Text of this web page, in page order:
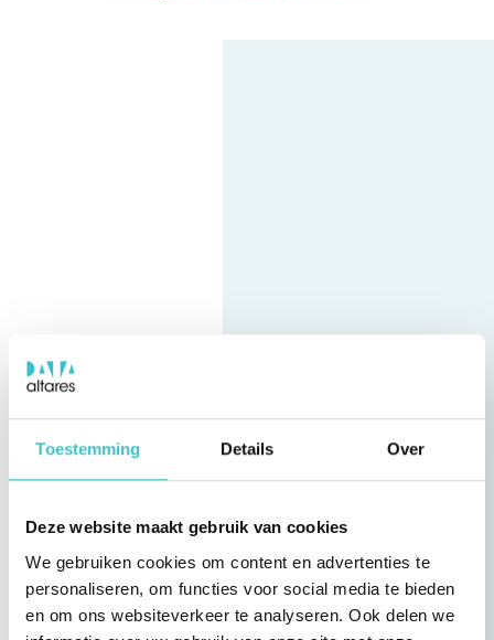
Toestemming Details Over
Deze website maakt gebruik van cookies
We gebruiken cookies om content en advertenties te
personaliseren, om functies voor social media te bieden
en om ons websiteverkeer te analyseren. Ook delen we